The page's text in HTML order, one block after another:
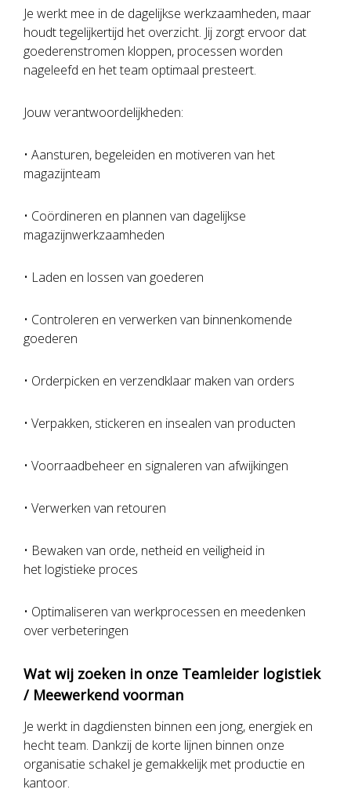
Je werkt mee in de dagelijkse werkzaamheden, maar
houdt tegelijkertijd het overzicht. Jij zorgt ervoor dat
goederenstromen kloppen, processen worden
nageleefd en het team optimaal presteert.
Jouw verantwoordelijkheden:
• Aansturen, begeleiden en motiveren van het
magazijnteam
• Coördineren en plannen van dagelijkse
magazijnwerkzaamheden
• Laden en lossen van goederen
• Controleren en verwerken van binnenkomende
goederen
• Orderpicken en verzendklaar maken van orders
• Verpakken, stickeren en insealen van producten
• Voorraadbeheer en signaleren van afwijkingen
• Verwerken van retouren
• Bewaken van orde, netheid en veiligheid in
het logistieke proces
• Optimaliseren van werkprocessen en meedenken
over verbeteringen
Wat wij zoeken in onze Teamleider logistiek
/ Meewerkend voorman
Je werkt in dagdiensten binnen een jong, energiek en
hecht team. Dankzij de korte lijnen binnen onze
organisatie schakel je gemakkelijk met productie en
kantoor.